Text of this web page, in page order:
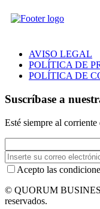
AVISO LEGAL
POLÍTICA DE
POLÍTICA DE
Suscríbase a
Esté siempre al corriente
Acepto las
© QUORUM
reservados.